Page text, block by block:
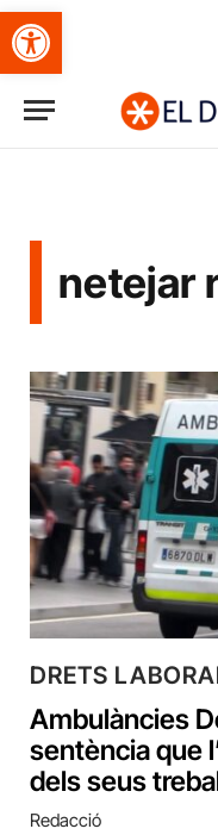
Obre la barra d'eines
netejar
DRETS
Ambulàncies
sentència que
dels seus
Redacció